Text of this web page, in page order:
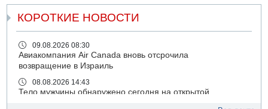
КОРОТКИЕ НОВОСТИ
09.08.2026 08:30
Авиакомпания Air Canada вновь отсрочила
возвращение в Израиль
08.08.2026 14:43
Тело мужчины обнаружено сегодня на открытой